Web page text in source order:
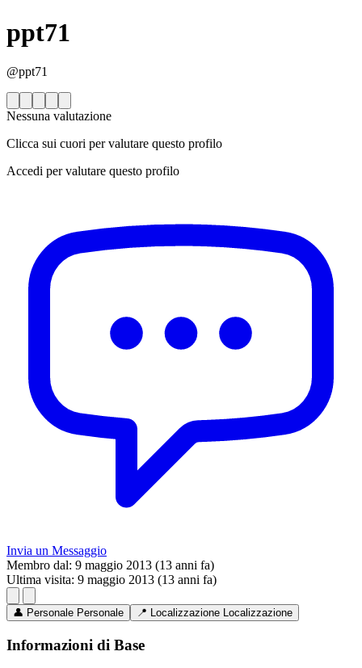
ppt71
@ppt71
Nessuna valutazione
Clicca sui cuori per valutare questo profilo
Accedi per valutare questo profilo
Invia un Messaggio
Membro dal: 9 maggio 2013 (13 anni fa)
Ultima visita: 9 maggio 2013 (13 anni fa)
👤 Personale Personale 📍 Localizzazione Localizzazione
Informazioni di Base